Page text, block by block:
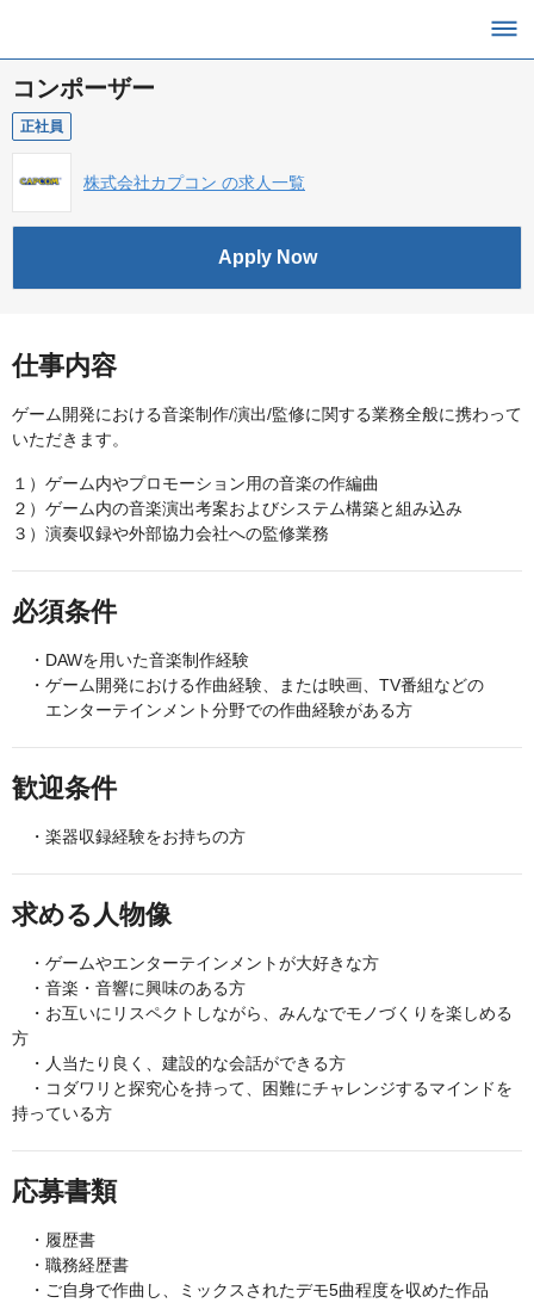
コンポーザー
正社員
株式会社カプコン の求人一覧
Apply Now
仕事内容
ゲーム開発における音楽制作/演出/監修に関する業務全般に携わって
いただきます。
１）ゲーム内やプロモーション用の音楽の作編曲
２）ゲーム内の音楽演出考案およびシステム構築と組み込み
３）演奏収録や外部協力会社への監修業務
必須条件
・DAWを用いた音楽制作経験
・ゲーム開発における作曲経験、または映画、TV番組などの
エンターテインメント分野での作曲経験がある方
歓迎条件
・楽器収録経験をお持ちの方
求める人物像
・ゲームやエンターテインメントが大好きな方
・音楽・音響に興味のある方
・お互いにリスペクトしながら、みんなでモノづくりを楽しめる
方
・人当たり良く、建設的な会話ができる方
・コダワリと探究心を持って、困難にチャレンジするマインドを
持っている方
応募書類
・履歴書
・職務経歴書
・ご自身で作曲し、ミックスされたデモ5曲程度を収めた作品